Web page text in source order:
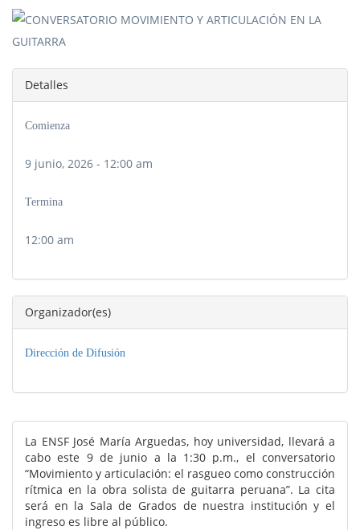
Detalles
Comienza
9 junio, 2026 - 12:00 am
Termina
12:00 am
Organizador(es)
Dirección de Difusión
La ENSF José María Arguedas, hoy universidad, llevará a
cabo este 9 de junio a la 1:30 p.m., el conversatorio
“Movimiento y articulación: el rasgueo como construcción
rítmica en la obra solista de guitarra peruana”. La cita
será en la Sala de Grados de nuestra institución y el
ingreso es libre al público.